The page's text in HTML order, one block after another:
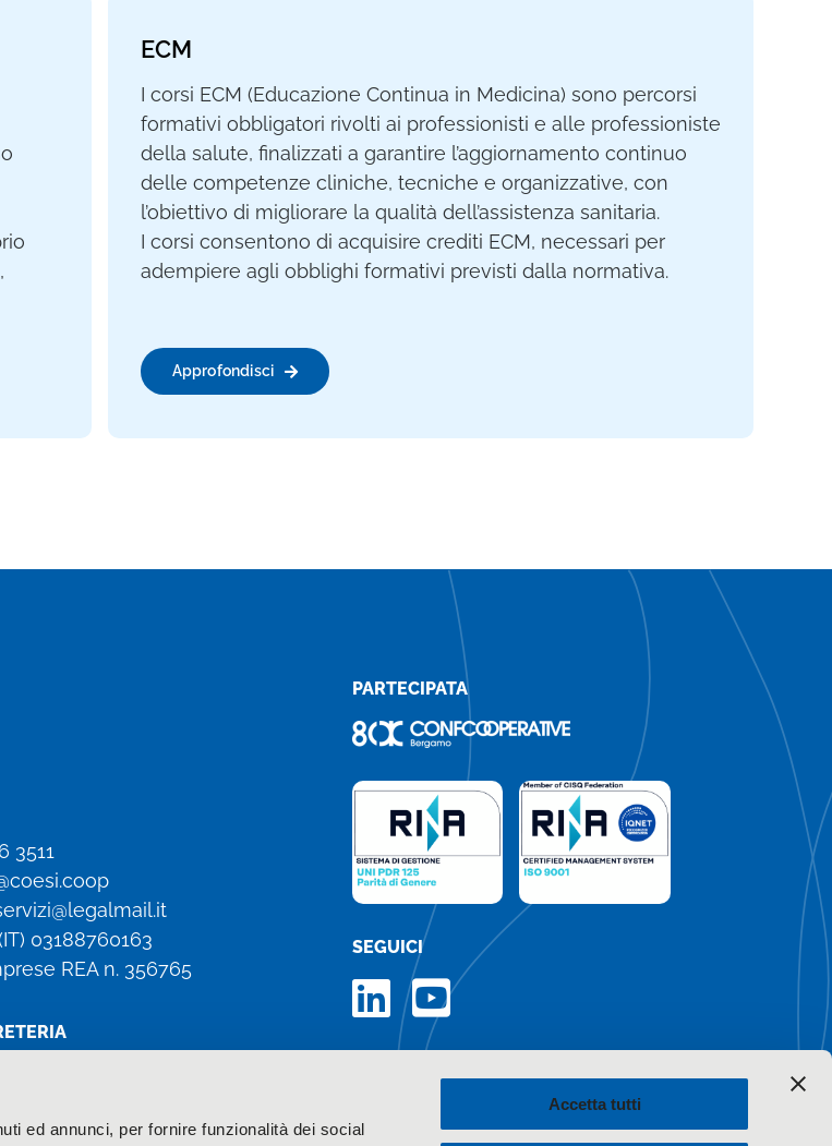
ed annunci, per fornire funzionalità dei social
Accetta tutti
ECM
I corsi ECM (Educazione Continua in Medicina) sono percorsi
formativi obbligatori rivolti ai professionisti e alle professioniste
della salute, finalizzati a garantire l’aggiornamento continuo
delle competenze cliniche, tecniche e organizzative, con
l’obiettivo di migliorare la qualità dell’assistenza sanitaria.
I corsi consentono di acquisire crediti ECM, necessari per
adempiere agli obblighi formativi previsti dalla normativa.
Approfondisci
3511
03188760163
REA n. 356765
8:30 – 13:00 / 14:00 – 17:00
PARTECIPATA
SEGUICI
Iscriviti alla newsletter